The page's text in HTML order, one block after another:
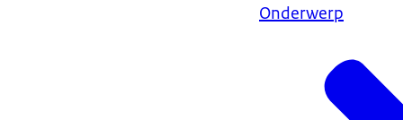
Onderwerp